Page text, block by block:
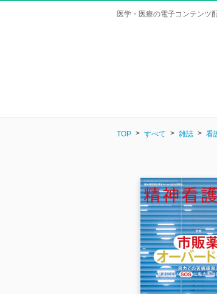
医学・医療の電子コンテンツ
TOP すべて 雑誌 看